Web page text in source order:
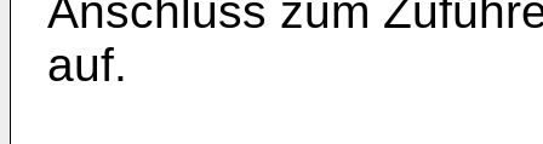
Anschluss zum
auf.